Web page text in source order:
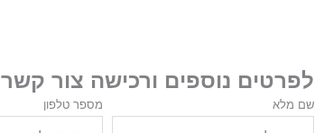
לפרטים נוספים ורכישה צור קשר
שם מלא מספר טלפון